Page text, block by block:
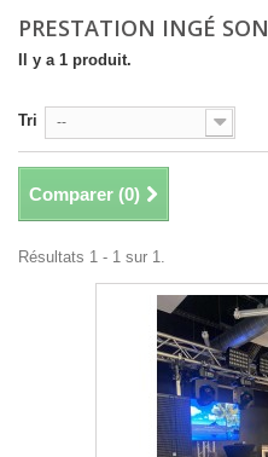
PRESTATION INGÉ SON
Il y a 1 produit.
Tri --
Comparer (0)
Résultats 1 - 1 sur 1.